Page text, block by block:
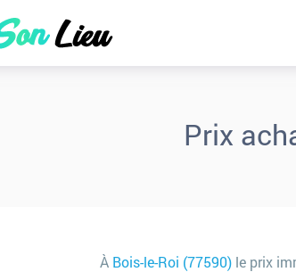
Prix
À Bois-le-Roi (77590) le prix